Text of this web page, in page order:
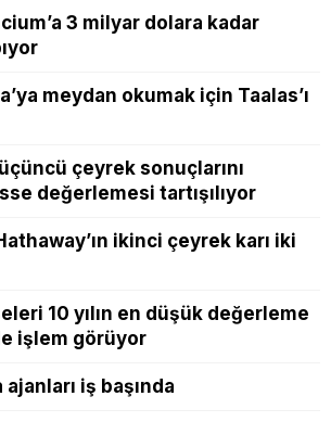
3 milyar dolara kadar
meydan okumak için Taalas’ı
çeyrek sonuçlarını
değerlemesi tartışılıyor
ikinci çeyrek karı iki
10 yılın en düşük değerleme
işlem görüyor
iş başında